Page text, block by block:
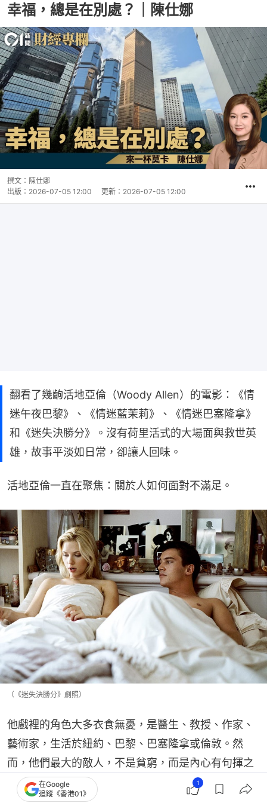
幸福，總是在別處？｜陳仕娜
撰文： 陳仕娜
出版： 2026-07-05 12:00 更新： 2026-07-05 12:00
翻看了幾齣活地亞倫（Woody Allen）的電影：《情
迷午夜巴黎》、《情迷藍茉莉》、《情迷巴塞隆拿》
和《迷失決勝分》。沒有荷里活式的大場面與救世英
雄，故事平淡如日常，卻讓人回味。
活地亞倫一直在聚焦：關於人如何面對不滿足。
（《迷失決勝分》劇照）
他戲裡的角色大多衣食無憂，是醫生、教授、作家、
藝術家，生活於紐約、巴黎、巴塞隆拿或倫敦。然
而，他們最大的敵人，不是貧窮，而是內心有句揮之
不去的話：「如果當初……會不會更好？」
在Google
追蹤《香港01》
1